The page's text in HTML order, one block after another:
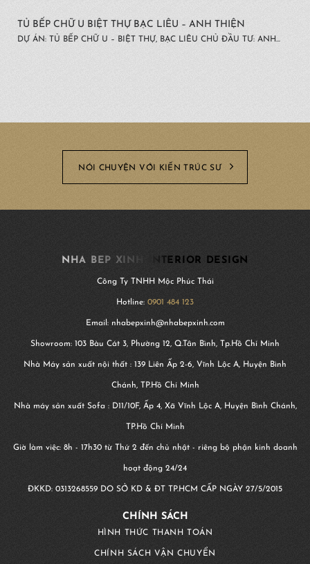
TỦ BẾP CHỮ U BIỆT THỰ BẠC LIÊU – ANH THIỆN
DỰ ÁN: TỦ BẾP CHỮ U – BIỆT THỰ, BẠC LIÊU CHỦ ĐẦU TƯ: ANH...
NÓI CHUYỆN VỚI KIẾN TRÚC SƯ
NHA BEP XINH INTERIOR DESIGN
Công Ty TNHH Mộc Phúc Thái
Hotline: 0901 484 123
Email: nhabepxinh@nhabepxinh.com
Showroom: 103 Bàu Cát 3, Phường 12, Q.Tân Bình, Tp.Hồ Chí Minh
Nhà Máy sản xuất nội thất : 139 Liên Ấp 2-6, Vĩnh Lộc A, Huyện Bình
Chánh, TP.Hồ Chí Minh
Nhà máy sản xuất Sofa : D11/10F, Ấp 4, Xã Vĩnh Lộc A, Huyện Bình Chánh,
TP.Hồ Chí Minh
Giờ làm việc: 8h - 17h30 từ Thứ 2 đến chủ nhật - riêng bộ phận kinh doanh
hoạt động 24/24
ĐKKD: 0313268559 DO SỞ KD & ĐT TP.HCM CẤP NGÀY 27/5/2015
CHÍNH SÁCH
HÌNH THỨC THANH TOÁN
CHÍNH SÁCH VẬN CHUYỂN